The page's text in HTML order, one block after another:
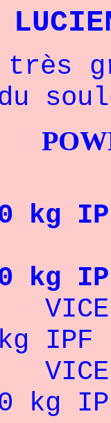
kg
kg
IPF
kg